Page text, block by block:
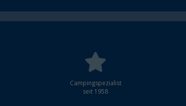
Campingspezialist
seit 1958